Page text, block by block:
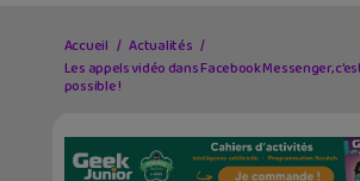
Accueil
Actualités
Les appels vidéo dans Facebook Messenger,
possible !